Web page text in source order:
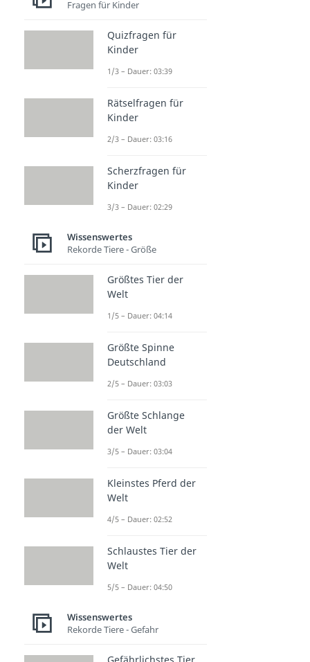
Fragen für Kinder
Quizfragen für
Kinder
1/3 – Dauer: 03:39
Rätselfragen für
Kinder
2/3 – Dauer: 03:16
Scherzfragen für
Kinder
3/3 – Dauer: 02:29
Wissenswertes
Rekorde Tiere - Größe
Größtes Tier der
Welt
1/5 – Dauer: 04:14
Größte Spinne
Deutschland
2/5 – Dauer: 03:03
Größte Schlange
der Welt
3/5 – Dauer: 03:04
Kleinstes Pferd der
Welt
4/5 – Dauer: 02:52
Schlaustes Tier der
Welt
5/5 – Dauer: 04:50
Wissenswertes
Rekorde Tiere - Gefahr
Gefährlichstes Tier